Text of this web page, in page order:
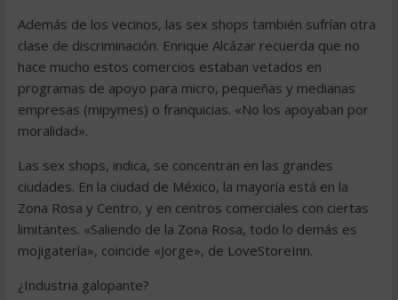
Además de los vecinos, las sex shops también sufrían otra
clase de discriminación. Enrique Alcázar recuerda que no
hace mucho estos comercios estaban vetados en
programas de apoyo para micro, pequeñas y medianas
empresas (mipymes) o franquicias. «No los apoyaban por
moralidad».
Las sex shops, indica, se concentran en las grandes
ciudades. En la ciudad de México, la mayoría está en la
Zona Rosa y Centro, y en centros comerciales con ciertas
limitantes. «Saliendo de la Zona Rosa, todo lo demás es
mojigatería», coincide «Jorge», de LoveStoreInn.
¿Industria galopante?